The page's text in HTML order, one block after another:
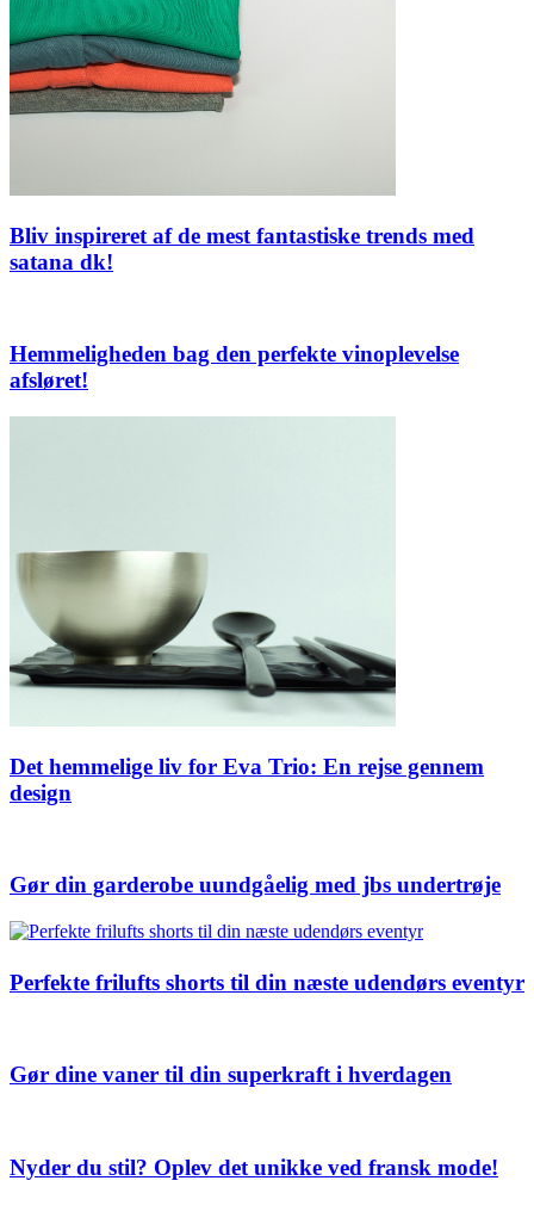
Bliv inspireret af de mest fantastiske trends med
satana dk!
Hemmeligheden bag den perfekte vinoplevelse
afsløret!
Det hemmelige liv for Eva Trio: En rejse gennem
design
Gør din garderobe uundgåelig med jbs undertrøje
Perfekte frilufts shorts til din næste udendørs eventyr
Gør dine vaner til din superkraft i hverdagen
Nyder du stil? Oplev det unikke ved fransk mode!